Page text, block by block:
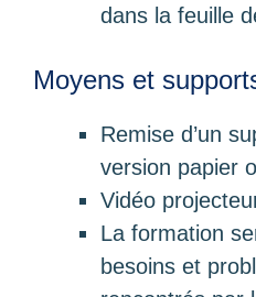
dans la feuille
Moyens et
Remise d’un
version papier
Vidéo
La formation
besoins et